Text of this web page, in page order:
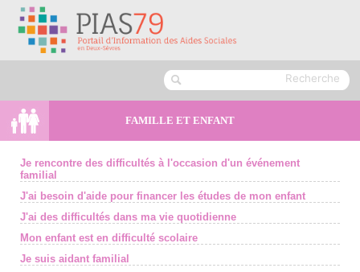
FAMILLE ET ENFANT
Je rencontre des difficultés à l'occasion d'un événement
familial
J'ai besoin d'aide pour financer les études de mon enfant
J'ai des difficultés dans ma vie quotidienne
Mon enfant est en difficulté scolaire
Je suis aidant familial